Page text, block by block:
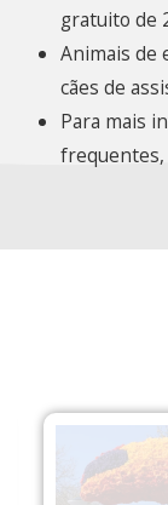
gratuito de
Animais de
cães de
Para mais
frequentes,